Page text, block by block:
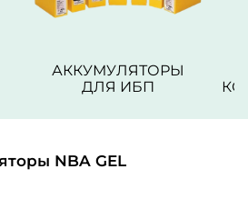
АККУМУЛЯТОРЫ
ДЛЯ ИБП
NBA GEL